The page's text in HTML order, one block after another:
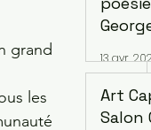
grand
les
14
13 avr.
Art
Salon